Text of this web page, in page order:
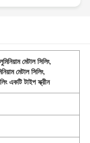
মেটাল সিলিং,
মেটাল সিলিং,
একটি টাইপ স্ক্রীন